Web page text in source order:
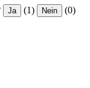
Ja (1) Nein (0)